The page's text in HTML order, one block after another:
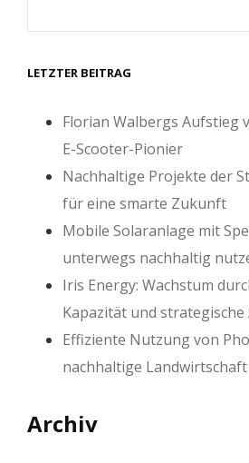
LETZTER BEITRAG
Florian Walbergs Aufstieg
E-Scooter-Pionier
Nachhaltige Projekte der
für eine smarte Zukunft
Mobile Solaranlage mit
unterwegs nachhaltig
Iris Energy: Wachstum
Kapazität und
Effiziente Nutzung von
nachhaltige Landwirtschaft
Archiv